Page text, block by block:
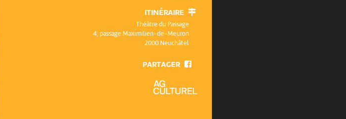
ITINÉRAIRE
Théâtre du Passage
4, passage Maximilien-de-Meuron
2000 Neuchâtel
PARTAGER